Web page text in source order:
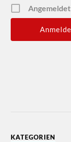
KATEGORIEN